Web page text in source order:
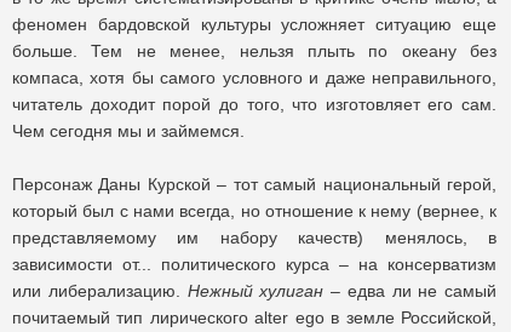
феномен бардовской культуры усложняет ситуацию еще
больше. Тем не менее, нельзя плыть по океану без
компаса, хотя бы самого условного и даже неправильного,
читатель доходит порой до того, что изготовляет его сам.
Чем сегодня мы и займемся.
Персонаж Даны Курской – тот самый национальный герой,
который был с нами всегда, но отношение к нему (вернее, к
представляемому им набору качеств) менялось, в
зависимости от... политического курса – на консерватизм
или либерализацию. Нежный хулиган – едва ли не самый
почитаемый тип лирического alter ego в земле Российской,